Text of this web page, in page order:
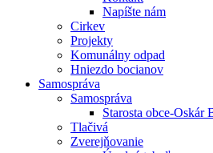
Napíšte nám
Cirkev
Projekty
Komunálny odpad
Hniezdo bocianov
Samospráva
Samospráva
Starosta obce-Oskár
Tlačivá
Zverejňovanie